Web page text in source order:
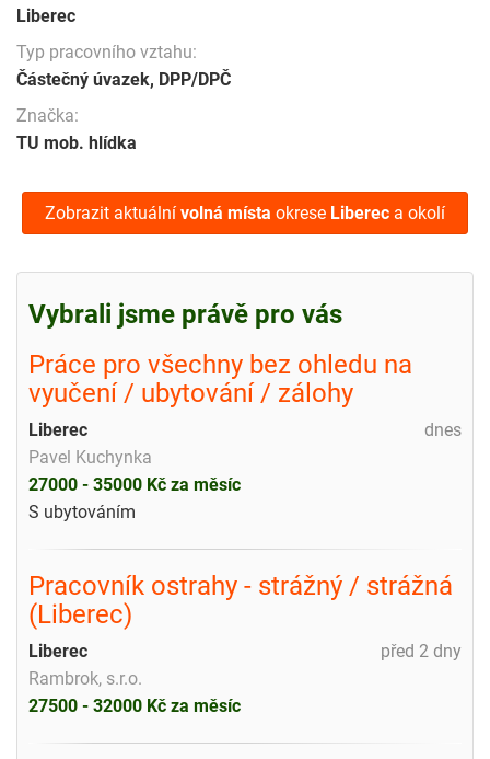
Liberec
Typ pracovního vztahu:
Částečný úvazek, DPP/DPČ
Značka:
TU mob. hlídka
Zobrazit aktuální volná místa okrese Liberec a okolí
Vybrali jsme právě pro vás
Práce pro všechny bez ohledu na
vyučení / ubytování / zálohy
dnes
Liberec
Pavel Kuchynka
27000 - 35000 Kč za měsíc
S ubytováním
Pracovník ostrahy - strážný / strážná
(Liberec)
před 2 dny
Liberec
Rambrok, s.r.o.
27500 - 32000 Kč za měsíc